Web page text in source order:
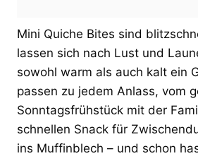
Mini Quiche Bites sind
lassen sich nach Lust und
sowohl warm als auch kalt ein
passen zu jedem Anlass, vom
Sonntagsfrühstück mit der
schnellen Snack für
ins Muffinblech – und schon